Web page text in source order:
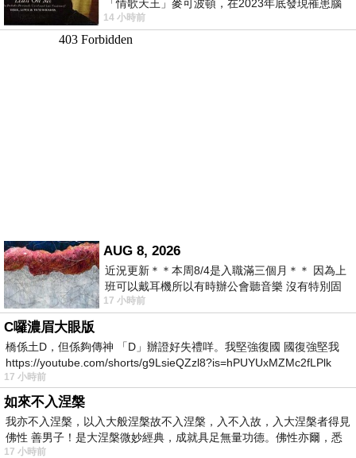
「情歌天王」麥可波頓，在2023年底發現罹患腦
瘤「祈禱早日康復，一切都好」。
14 小時前
AUG 8, 2026
近況更新＊＊本周8/4是入職滿三個月＊＊ 因為上
班可以戴耳機所以有時辦公會聽音樂 沒有特別固
定哪天但就是一周某一天會固定聽'90
17 小時前
C囉濃眉大眼版
橋係土D，但係夠傳神 「D」辦證好失禮咩。我堅強復國 國復強堅我
https://youtube.com/shorts/g9LsieQZzl8?is=hPUYUxMZMc2fLPlk
17 小時前
如來不入涅槃
我亦不入涅槃，以入大般涅槃故不入涅槃，入不入故，入大涅槃者得見
佛性 善男子！是大涅槃微妙經典，成就具足無量功德。佛性亦爾，悉
17 小時前